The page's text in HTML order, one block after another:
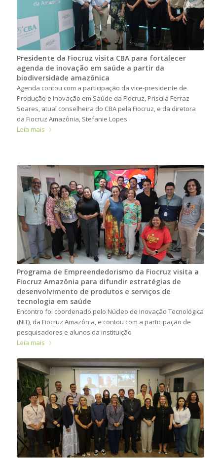
Presidente da Fiocruz visita CBA para fortalecer
agenda de inovação em saúde a partir da
biodiversidade amazônica
Agenda contou com a participação da vice-presidente de
Produção e Inovação em Saúde da Fiocruz, Priscila Ferraz
Soares, atual conselheira do CBA pela Fiocruz, e da diretora
da Fiocruz Amazônia, Stefanie Lopes
Leia mais
Programa de Empreendedorismo da Fiocruz visita a
Fiocruz Amazônia para difundir estratégias de
desenvolvimento de produtos e serviços de
tecnologia em saúde
Encontro foi coordenado pelo Núcleo de Inovação Tecnológica
(NIT), da Fiocruz Amazônia, e contou com a participação de
pesquisadores e alunos da instituição
Leia mais